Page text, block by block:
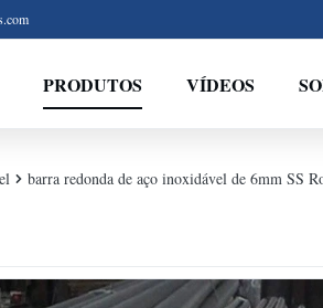
PRODUTOS VÍDEOS
barra redonda de aço inoxidável de 6mm SS